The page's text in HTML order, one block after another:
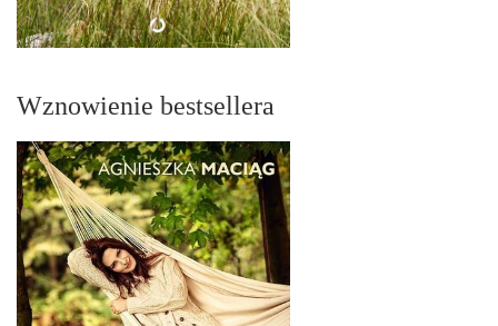
Wznowienie bestsellera